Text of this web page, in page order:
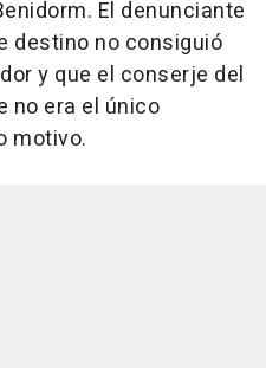
El denunciante
destino no consiguió
y que el conserje del
no era el único
motivo.